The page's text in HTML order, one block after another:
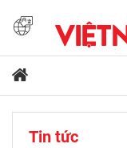
Tin tức